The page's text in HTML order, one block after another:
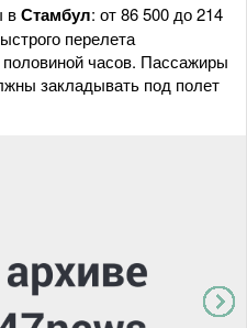
вСтамбул: от 86 500 до 214
перелета
часов. Пассажиры
закладывать под полет